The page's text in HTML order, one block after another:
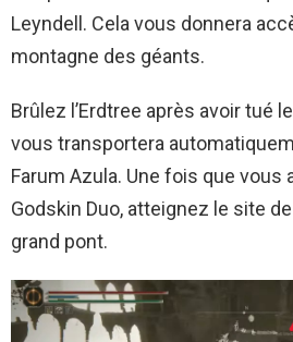
Leyndell. Cela vous donnera
montagne des géants.
Brûlez l’Erdtree après avoir tué
vous transportera
Farum Azula. Une fois que vous
Godskin Duo, atteignez le site
grand pont.